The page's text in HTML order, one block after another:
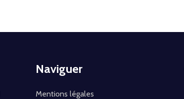
Naviguer
Mentions légales